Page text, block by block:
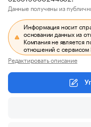
Данные получены из
Информация носит
основании данных из
Компания не является
отношений с сервисом
Редактировать описание